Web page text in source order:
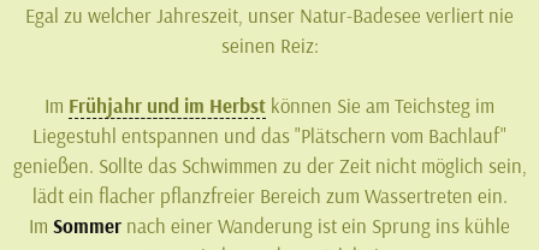
Egal zu welcher Jahreszeit, unser Natur-Badesee verliert nie
seinen Reiz:
Im Frühjahr und im Herbst können Sie am Teichsteg im
Liegestuhl entspannen und das "Plätschern vom Bachlauf"
genießen. Sollte das Schwimmen zu der Zeit nicht möglich sein,
lädt ein flacher pflanzfreier Bereich zum Wassertreten ein.
Im Sommer nach einer Wanderung ist ein Sprung ins kühle